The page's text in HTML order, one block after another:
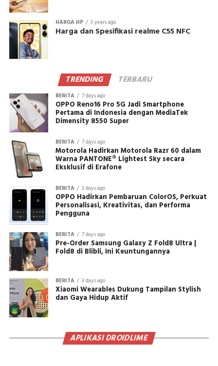
HARGA HP 3 years ago
Harga dan Spesifikasi realme C55 NFC
TRENDING TERBARU
BERITA 7 days ago
OPPO Reno16 Pro 5G Jadi Smartphone
Pertama di Indonesia dengan MediaTek
Dimensity 8550 Super
BERITA 7 days ago
Motorola Hadirkan Motorola Razr 60 dalam
Warna PANTONE® Lightest Sky secara
Eksklusif di Erafone
BERITA 3 days ago
OPPO Hadirkan Pembaruan ColorOS, Perkuat
Personalisasi, Kreativitas, dan Performa
Pengguna
BERITA 7 days ago
Pre-Order Samsung Galaxy Z Fold8 Ultra |
Fold8 di Blibli, Ini Keuntungannya
BERITA 3 days ago
Xiaomi Wearables Dukung Tampilan Stylish
dan Gaya Hidup Aktif
APLIKASI DROIDLIME